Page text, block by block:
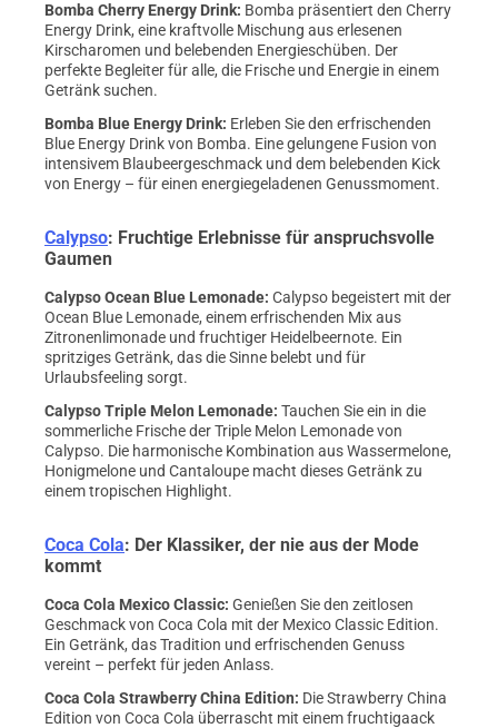
Bomba Cherry Energy Drink: Bomba präsentiert den Cherry
Energy Drink, eine kraftvolle Mischung aus erlesenen
Kirscharomen und belebenden Energieschüben. Der
perfekte Begleiter für alle, die Frische und Energie in einem
Getränk suchen.
Bomba Blue Energy Drink: Erleben Sie den erfrischenden
Blue Energy Drink von Bomba. Eine gelungene Fusion von
intensivem Blaubeergeschmack und dem belebenden Kick
von Energy – für einen energiegeladenen Genussmoment.
Calypso: Fruchtige Erlebnisse für anspruchsvolle
Gaumen
Calypso Ocean Blue Lemonade: Calypso begeistert mit der
Ocean Blue Lemonade, einem erfrischenden Mix aus
Zitronenlimonade und fruchtiger Heidelbeernote. Ein
spritziges Getränk, das die Sinne belebt und für
Urlaubsfeeling sorgt.
Calypso Triple Melon Lemonade: Tauchen Sie ein in die
sommerliche Frische der Triple Melon Lemonade von
Calypso. Die harmonische Kombination aus Wassermelone,
Honigmelone und Cantaloupe macht dieses Getränk zu
einem tropischen Highlight.
Coca Cola: Der Klassiker, der nie aus der Mode
kommt
Coca Cola Mexico Classic: Genießen Sie den zeitlosen
Geschmack von Coca Cola mit der Mexico Classic Edition.
Ein Getränk, das Tradition und erfrischenden Genuss
vereint – perfekt für jeden Anlass.
Coca Cola Strawberry China Edition: Die Strawberry China
Edition von Coca Cola überrascht mit einem fruchtigaack